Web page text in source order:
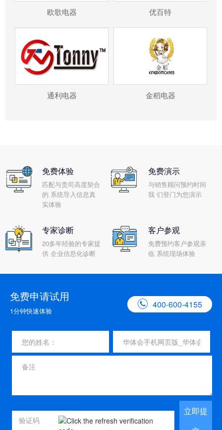
欧歌电器 优百特
通利电器 金稻电器
免费体验
匹配与贵司高度契合
的 系统导入信息真
实体验
免费演示
与销售顾问预约时间
我 们登门为您演示
专家诊断
20多年经验的专家提
供 企业信息化诊断
客户参观
免费预约客户参观亲
临 系统现场体验
免费申请试用
1分钟快速体验
 400-600-4155
立即提